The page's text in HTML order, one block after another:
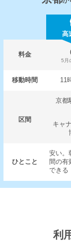
高
料金
5月
移動時間 11
区間
京都
キャ
ひとこと
安い。
間の有
できる
利